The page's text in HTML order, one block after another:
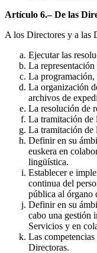
Artículo 6.– De las
A los Directores y a las
Ejecutar las
La
La
La organización
archivos de
La resolución de
La tramitación de
La tramitación de
Definir en su
euskera en
lingüística.
Establecer e
continua del
pública al órgano
Definir en su
cabo una gestión
Servicios y en
Las
Directoras.